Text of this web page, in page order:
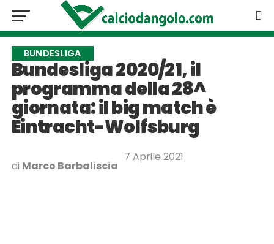
BUNDESLIGA
Bundesliga 2020/21, il
programma della 28^
giornata: il big match è
Eintracht-Wolfsburg
di Marco Barbaliscia
7 Aprile 2021